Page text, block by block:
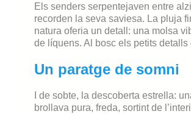
Els senders serpentejaven entre
recorden la seva saviesa. La pluja
natura oferia un detall: una molsa
de líquens. Al bosc els petits detalls
Un paratge de somni
I de sobte, la descoberta estrella:
brollava pura, freda, sortint de